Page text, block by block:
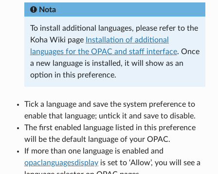
Nota
To install additional languages, please refer to the
Koha Wiki page Installation of additional
languages for the OPAC and staff interface. Once
a new language is installed, it will show as an
option in this preference.
Tick a language and save the system preference to
enable that language; untick it and save to disable.
The first enabled language listed in this preference
will be the default language of your OPAC.
If more than one language is enabled and
opaclanguagesdisplayis set to ‘Allow’, you will see a